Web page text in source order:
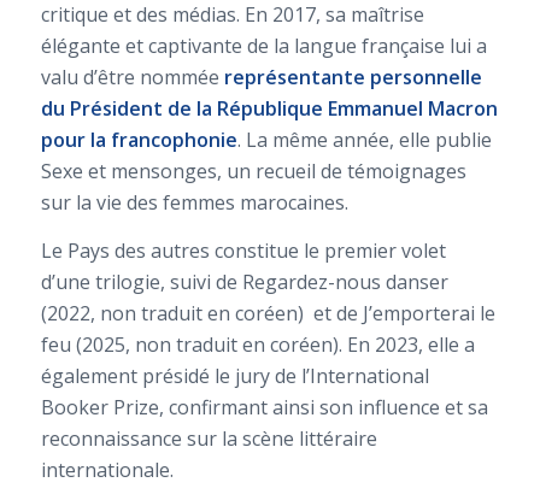
critique et des médias. En 2017, sa maîtrise
élégante et captivante de la langue française lui a
valu d’être nommée représentante personnelle
du Président de la République Emmanuel Macron
pour la francophonie. La même année, elle publie
Sexe et mensonges, un recueil de témoignages
sur la vie des femmes marocaines.
Le Pays des autres constitue le premier volet
d’une trilogie, suivi de Regardez-nous danser
(2022, non traduit en coréen) et de J’emporterai le
feu (2025, non traduit en coréen). En 2023, elle a
également présidé le jury de l’International
Booker Prize, confirmant ainsi son influence et sa
reconnaissance sur la scène littéraire
internationale.